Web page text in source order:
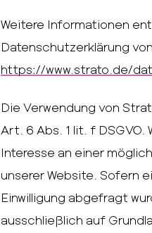
Weitere Informationen
Datenschutzerklärung
https://www.strato.de/
Die Verwendung von
Art. 6 Abs. 1 lit. f
Interesse an einer
unserer Website. Sofern
Einwilligung abgefragt
ausschließlich auf